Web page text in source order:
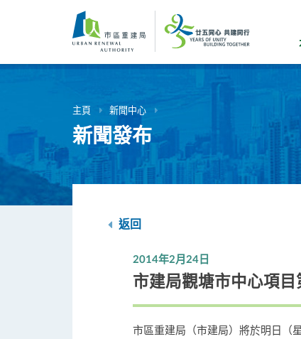
內
主頁 新聞中心
新聞發布
返回
2014年2月24日
市建局觀塘市中心項
市區重建局（市建局）將於明日（